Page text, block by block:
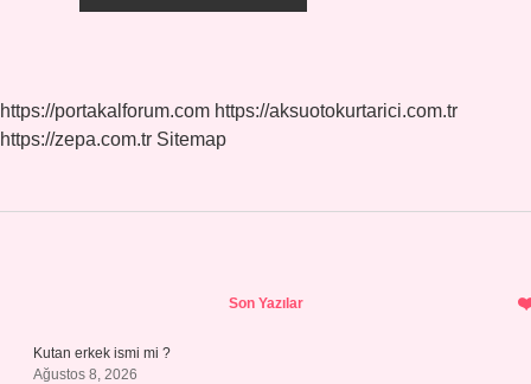
https://portakalforum.com https://aksuotokurtarici.com.tr
https://zepa.com.tr Sitemap
Son Yazılar
Kutan erkek ismi mi ?
Ağustos 8, 2026